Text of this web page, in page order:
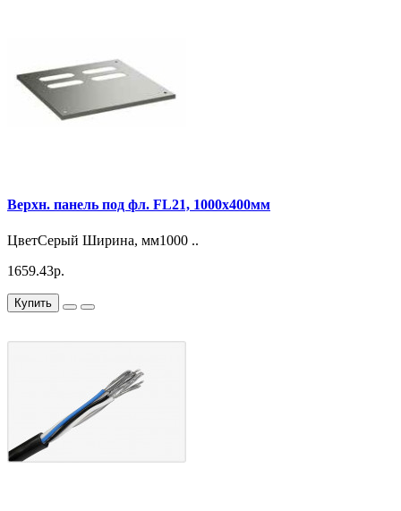
Верхн. панель под фл. FL21, 1000x400мм
ЦветСерый Ширина, мм1000 ..
1659.43р.
Купить